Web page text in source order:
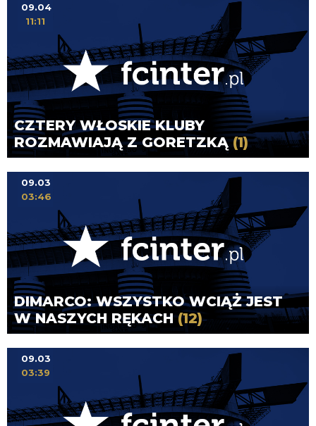
CZTERY WŁOSKIE KLUBY
ROZMAWIAJĄ Z GORETZKĄ(1)
09.04
11:11
DIMARCO: WSZYSTKO WCIĄŻ JEST
W NASZYCH RĘKACH(12)
09.03
03:46
09.03
03:39